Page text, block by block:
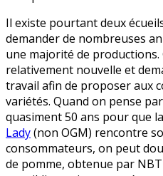
Il existe pourtant deux
demander de nombreuses
une majorité de
relativement nouvelle et
travail afin de proposer aux
variétés. Quand on pense
quasiment 50 ans pour que
Lady(non OGM) rencontre
consommateurs, on peut
de pomme, obtenue par